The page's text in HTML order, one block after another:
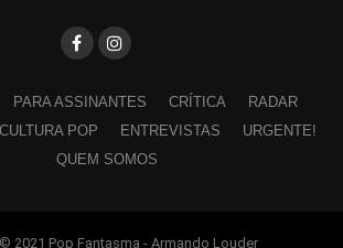
PARA ASSINANTES CRÍTICA
RADAR
CULTURA POP ENTREVISTAS
URGENTE!
QUEM SOMOS
2021 Pop Fantasma - Armando Louder